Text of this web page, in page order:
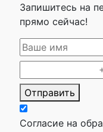
Запишитесь на
прямо сейчас!
Отправить
Согласие на